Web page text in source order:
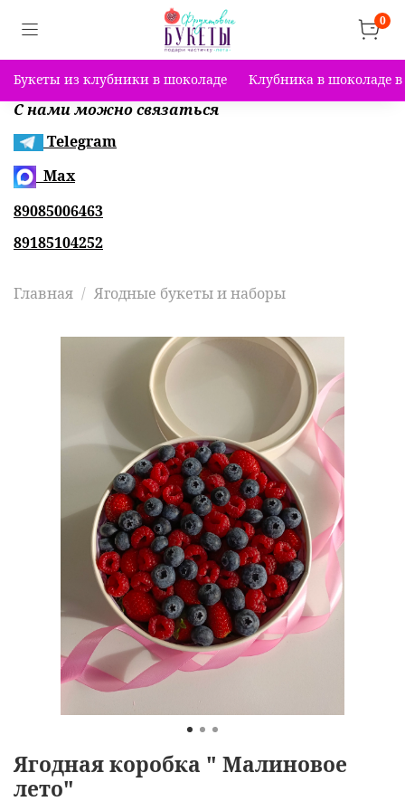
0
Букеты из клубники в шоколаде Клубника в шоколаде в
С нами можно связаться
Telegram
Max
89085006463
89185104252
Главная Ягодные букеты и наборы
Ягодная коробка " Малиновое
лето"